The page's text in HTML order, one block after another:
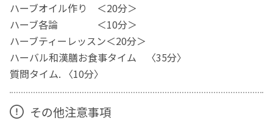
ハーブオイル作り ＜20分＞
ハーブ各論 ＜10分＞
ハーブティーレッスン＜20分＞
ハーバル和漢膳お食事タイム 〈35分〉
質問タイム. 〈10分〉
その他注意事項